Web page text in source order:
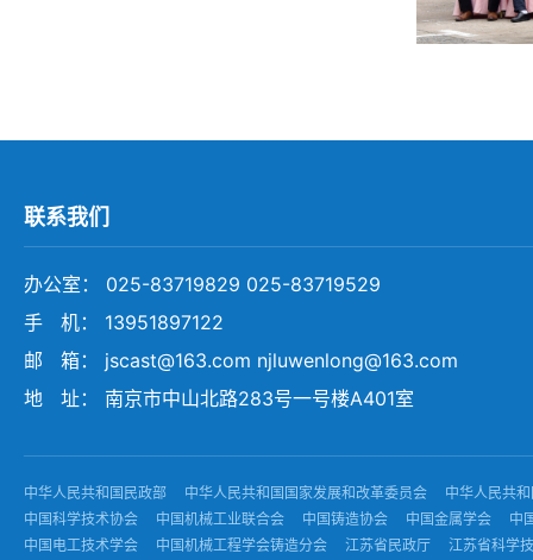
联系我们
办公室： 025-83719829 025-83719529
手 机： 13951897122
邮 箱： jscast@163.com njluwenlong@163.com
地 址： 南京市中山北路283号一号楼A401室
中华人民共和国民政部 中华人民共和国国家发展和改革委员会
中华人民共
中国科学技术协会
中国机械工业联合会 中国铸造协会 中国金属学会
中
中国电工技术学会
中国机械工程学会铸造分会 江苏省民政厅
江苏省科学